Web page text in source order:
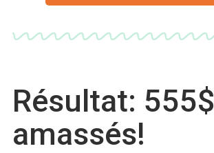
Résultat: 555$
amassés!